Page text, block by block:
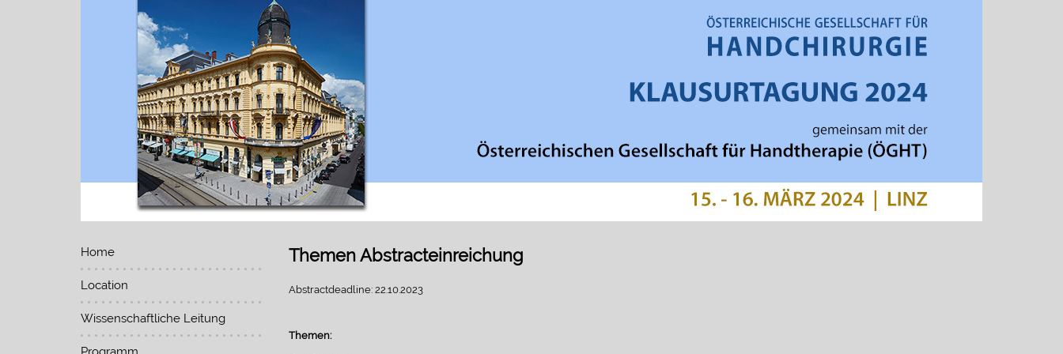
Home
Location
Wissenschaftliche Leitung
Themen Abstracteinreichung
Abstractdeadline: 22.10.2023
Themen: